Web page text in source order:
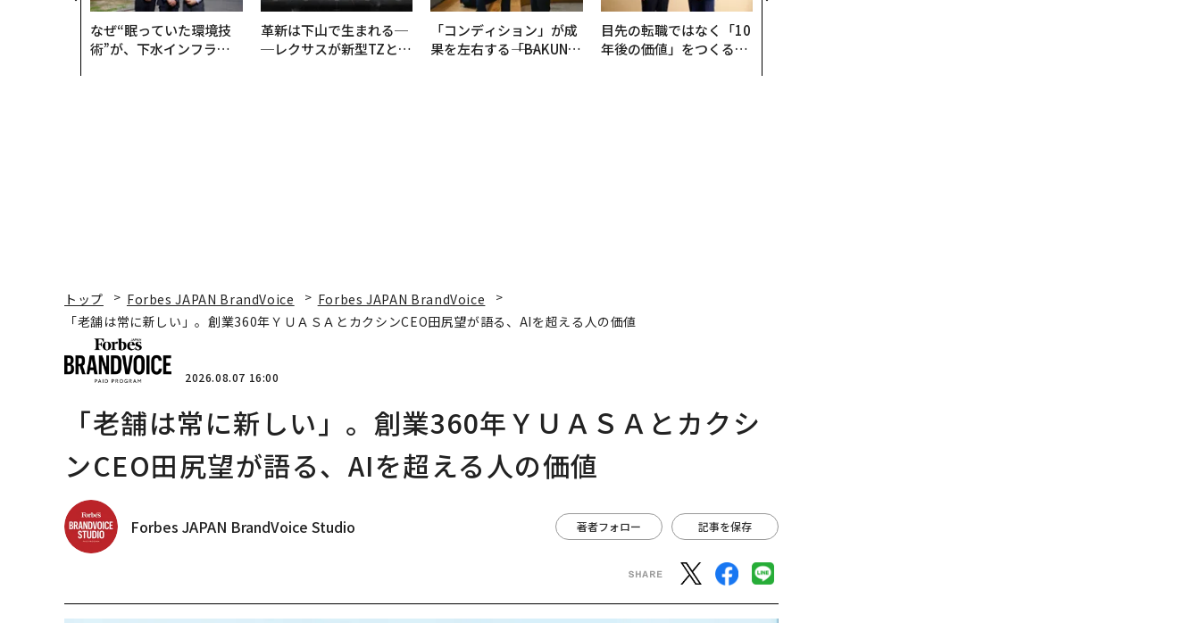
なぜ“眠っていた環境技
術”が、下水インフラを
革新は下山で生まれる─
─レクサスが新型TZとE
「コンディション」が成
果を左右する――「BAKUN
目先の転職ではなく「10
年後の価値」をつくる─
トップ Forbes JAPAN BrandVoice
Forbes JAPAN BrandVoice
「老舗は常に新しい」。創業360年ＹＵＡＳＡとカクシンCEO田尻望が語る、AIを超える人の価値
2026.08.07 16:00
「老舗は常に新しい」。創業360年ＹＵＡＳＡとカクシ
ンCEO田尻望が語る、AIを超える人の価値
Forbes JAPAN BrandVoice Studio 著者フォロー 記事を保存